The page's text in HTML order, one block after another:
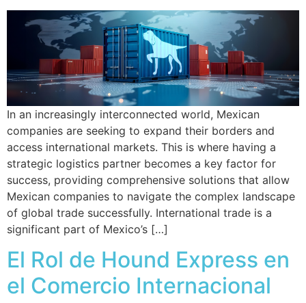
In an increasingly interconnected world, Mexican
companies are seeking to expand their borders and
access international markets. This is where having a
strategic logistics partner becomes a key factor for
success, providing comprehensive solutions that allow
Mexican companies to navigate the complex landscape
of global trade successfully. International trade is a
significant part of Mexico’s […]
El Rol de Hound Express en
el Comercio Internacional